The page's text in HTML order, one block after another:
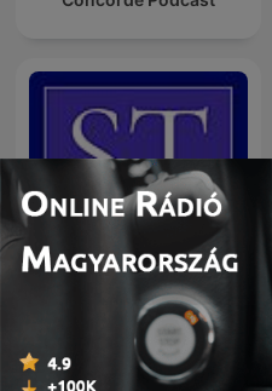
Saját Tőke Podcast